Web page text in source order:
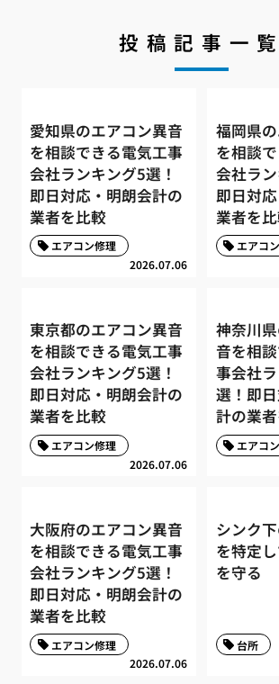
投稿記事一覧
愛知県のエアコン異音
を相談できる電気工事
会社ランキング5選！
即日対応・明朗会計の
業者を比較
2026.07.06
エアコン修理
福岡県
を相談
会社ラ
即日対
業者を
エアコ
東京都のエアコン異音
を相談できる電気工事
会社ランキング5選！
即日対応・明朗会計の
業者を比較
2026.07.06
エアコン修理
神奈川
音を相
事会社
選！即
計の業
エアコ
大阪府のエアコン異音
を相談できる電気工事
会社ランキング5選！
即日対応・明朗会計の
業者を比較
2026.07.06
エアコン修理
シンク
を特定
を守る
台所